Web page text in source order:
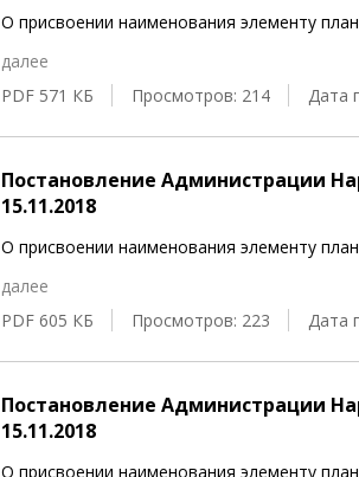
О присвоении наименования элементу
далее
PDF 571 КБ
Просмотров: 214 Дата
Постановление Администрации
15.11.2018
О присвоении наименования элементу
далее
PDF 605 КБ
Просмотров: 223 Дата
Постановление Администрации
15.11.2018
О присвоении наименования элементу